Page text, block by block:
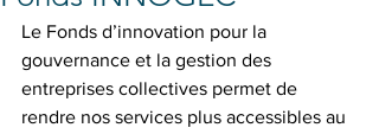
Le Fonds d’innovation pour la
gouvernance et la gestion des
entreprises collectives permet de
rendre nos services plus accessibles au